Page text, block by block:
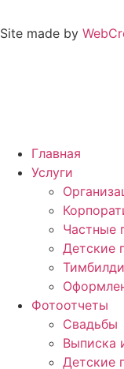
Site made by
Главная
Услуги
Частные
Детские
Фотоотчеты
Cвадьбы
Выписка
Детские